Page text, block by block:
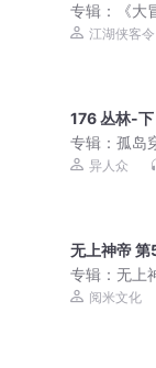
专辑：
《
剧 江湖侠客令
176 丛林-下
专辑：孤岛
险全民求生
异人众
无上神帝
专辑：无上
｜强势回归
阅米文化